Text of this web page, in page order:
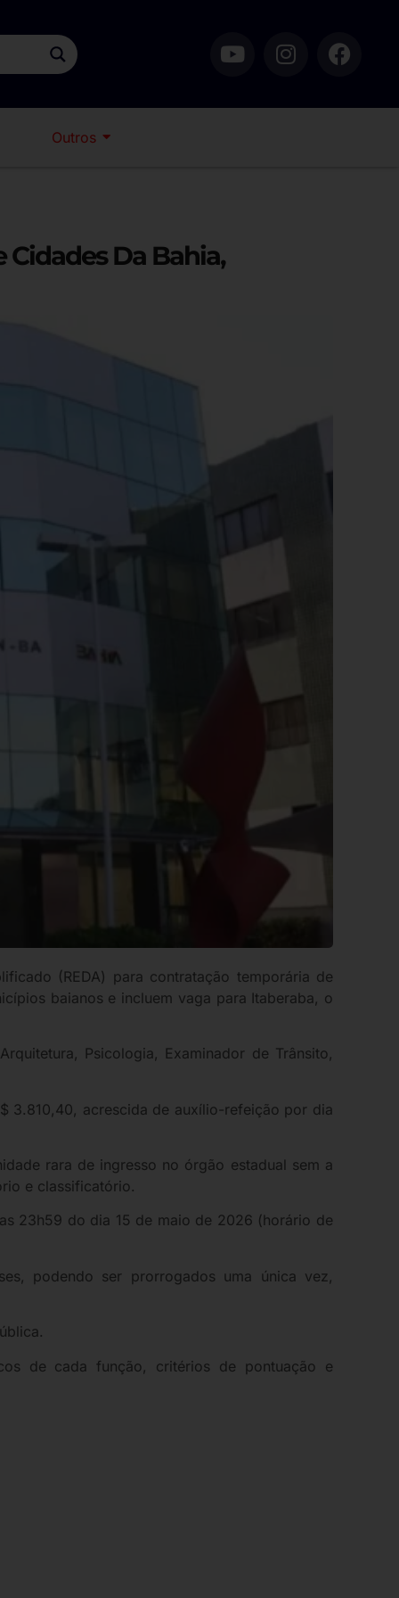
Outros
Cidades Da Bahia,
(REDA) para contratação temporária de
baianos e incluem vaga para Itaberaba, o
Psicologia, Examinador de Trânsito,
3.810,40, acrescida de auxílio-refeição por dia
rara de ingresso no órgão estadual sem a
e classificatório.
23h59 do dia 15 de maio de 2026 (horário de
podendo ser prorrogados uma única vez,
de cada função, critérios de pontuação e